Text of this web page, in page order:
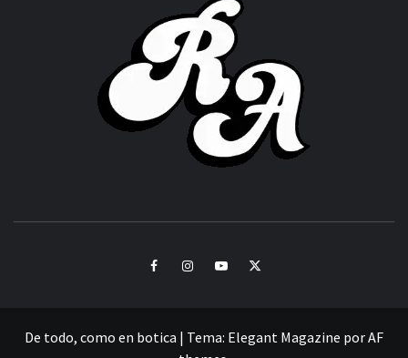
FacebookInstagramYoutubeTwitter
De todo, como en botica | Tema: Elegant Magazine porAF